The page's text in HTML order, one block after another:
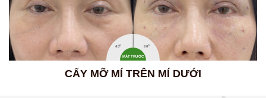
MẶT TRƯỚC
450 900
CẤY MỠ MÍ TRÊN MÍ DƯỚI